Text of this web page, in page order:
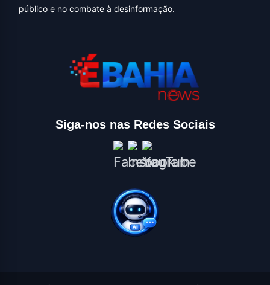
público e no combate à desinformação.
Siga-nos nas Redes Sociais